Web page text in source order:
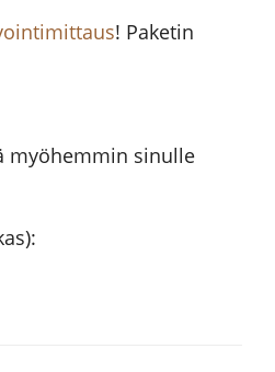
! Paketin
myöhemmin sinulle